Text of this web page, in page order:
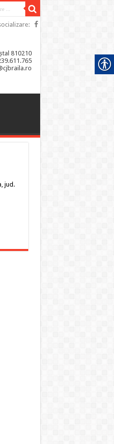
810210
jud.